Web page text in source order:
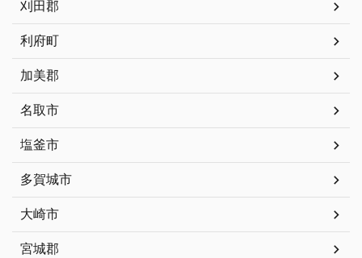
刈田郡
利府町
加美郡
名取市
塩釜市
多賀城市
大崎市
宮城郡